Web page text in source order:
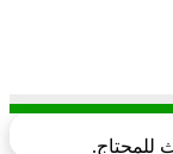
للمحتاج.